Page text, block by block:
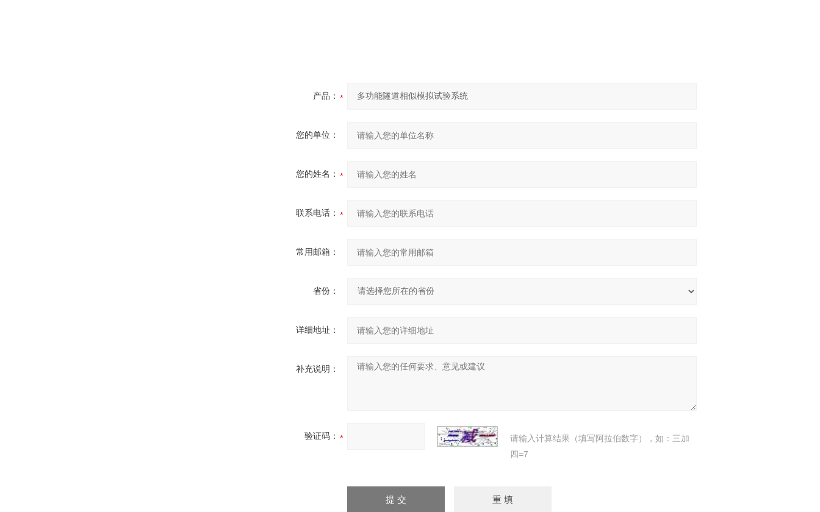
产品：
您的单位：
您的姓名：
联系电话：
常用邮箱：
省份：
详细地址：
补充说明：
验证码：
请输入计算结果（填写阿拉伯数字），如：三加
四=7